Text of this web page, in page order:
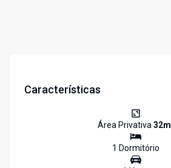
Características
Área Privativa32
1 Dormitório